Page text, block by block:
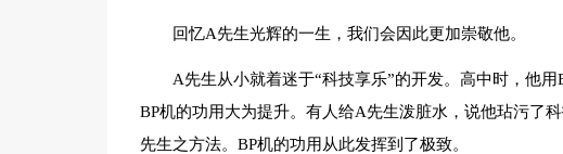
回忆A先生光辉的一生，我们会因此更加崇敬他。
A先生从小就着迷于“科技享乐”的开发。高中时，他
BP机的功用大为提升。有人给A先生泼脏水，说他玷污了
先生之方法。BP机的功用从此发挥到了极致。